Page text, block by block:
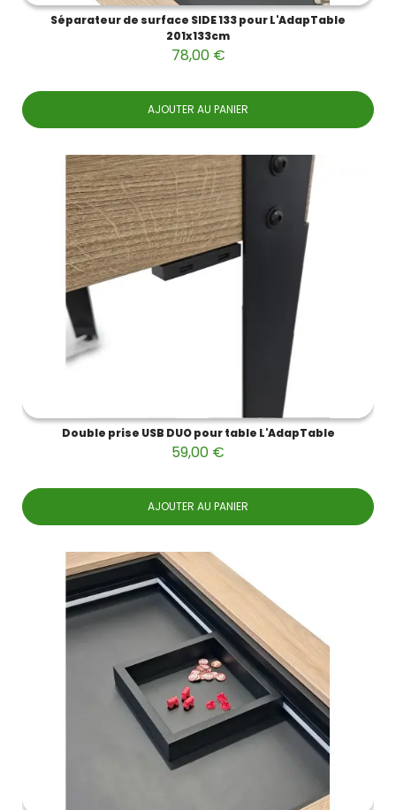
Séparateur de surface SIDE 133 pour L'AdapTable
201x133cm
78,00 €
AJOUTER AU PANIER
Double prise USB DUO pour table L'AdapTable
59,00 €
AJOUTER AU PANIER